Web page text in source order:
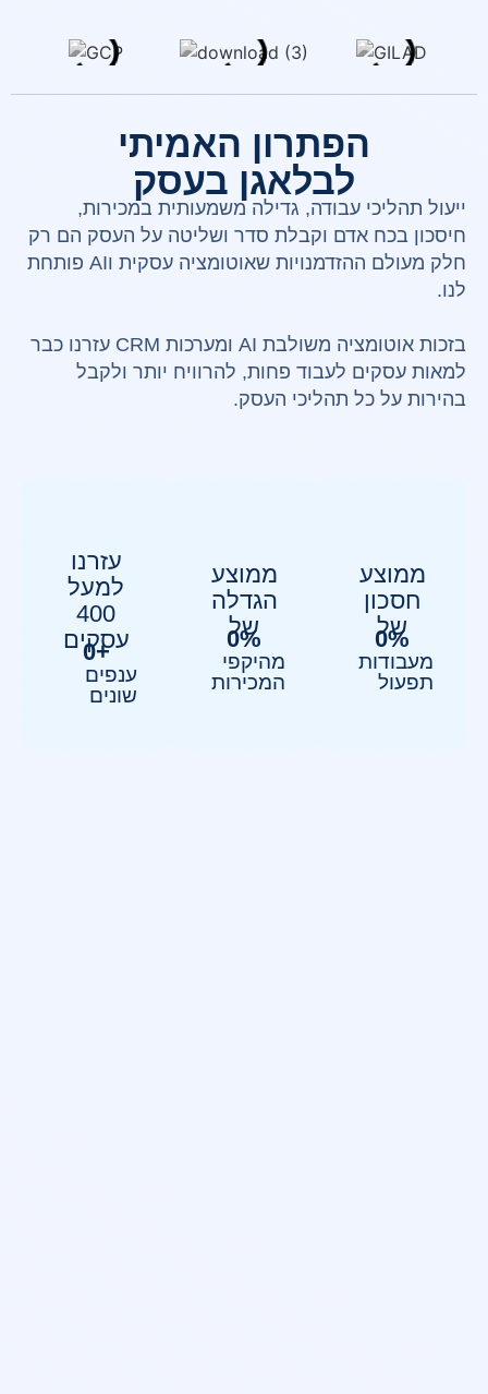
הפתרון האמיתי
לבלאגן בעסק
ייעול תהליכי עבודה, גדילה משמעותית במכירות,
חיסכון בכח אדם וקבלת סדר ושליטה על העסק הם רק
חלק מעולם ההזדמנויות שאוטומציה עסקית וAI פותחת
לנו.
בזכות אוטומציה משולבת AI ומערכות CRM עזרנו כבר
למאות עסקים לעבוד פחות, להרוויח יותר ולקבל
בהירות על כל תהליכי העסק.
ממוצע
חסכון
של
מעבודות
תפעול
%
0
ממוצע
הגדלה
של
מהיקפי
המכירות
%
0
עזרנו
למעל
400
עסקים
ענפים
שונים
+
0